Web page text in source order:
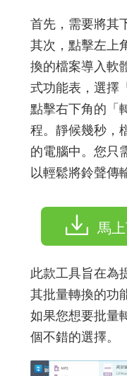
首先，需要將其
其次，點擊左上
換的檔案導入軟
式功能表，選擇
點擊右下角的「
程。靜候幾秒，
的電腦中。您只
以輕鬆將鈴聲傳
馬
此款工具旨在為
其批量轉換的功
如果您想要批量
個不錯的選擇。